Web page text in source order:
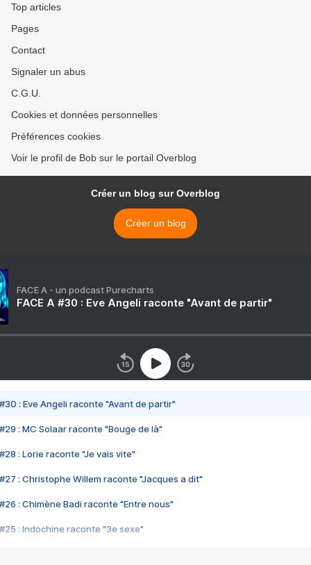
Top articles
Pages
Contact
Signaler un abus
C.G.U.
Cookies et données personnelles
Préférences cookies
Voir le profil de Bob sur le portail Overblog
Créer un blog sur Overblog
Créer un blog
FACE A - un podcast Purecharts
FACE A #30 : Eve Angeli raconte "Avant de partir"
#30 : Eve Angeli raconte "Avant de partir"
#29 : MC Solaar raconte "Bouge de là"
#28 : Lorie raconte "Je vais vite"
#27 : Christophe Willem raconte "Jacques a dit"
#26 : Chimène Badi raconte "Entre nous"
#25 : Indochine raconte "3e sexe"